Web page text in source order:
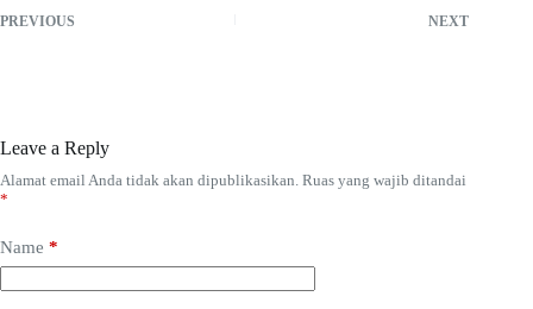
PREVIOUS NEXT
Leave a Reply
Alamat email Anda tidak akan dipublikasikan. Ruas yang wajib ditandai
*
Name *